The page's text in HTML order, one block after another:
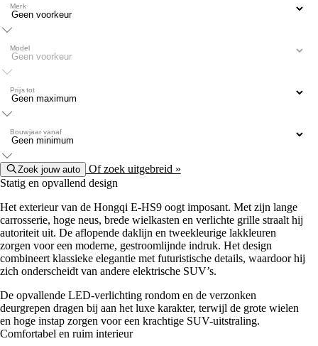
Merk
Model
Prijs tot
Bouwjaar vanaf
Zoek jouw auto
Of zoek uitgebreid »
Statig en opvallend design
Het exterieur van de Hongqi E-HS9 oogt imposant. Met zijn lange
carrosserie, hoge neus, brede wielkasten en verlichte grille straalt hij
autoriteit uit. De aflopende daklijn en tweekleurige lakkleuren
zorgen voor een moderne, gestroomlijnde indruk. Het design
combineert klassieke elegantie met futuristische details, waardoor hij
zich onderscheidt van andere elektrische SUV’s.
De opvallende LED-verlichting rondom en de verzonken
deurgrepen dragen bij aan het luxe karakter, terwijl de grote wielen
en hoge instap zorgen voor een krachtige SUV-uitstraling.
Comfortabel en ruim interieur